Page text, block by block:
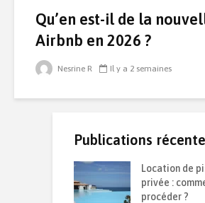
Qu’en est-il de la
Airbnb en 2026 ?
Nesrine R Il y a 2 semaines
Publications
Location de
privée :
procéder ?